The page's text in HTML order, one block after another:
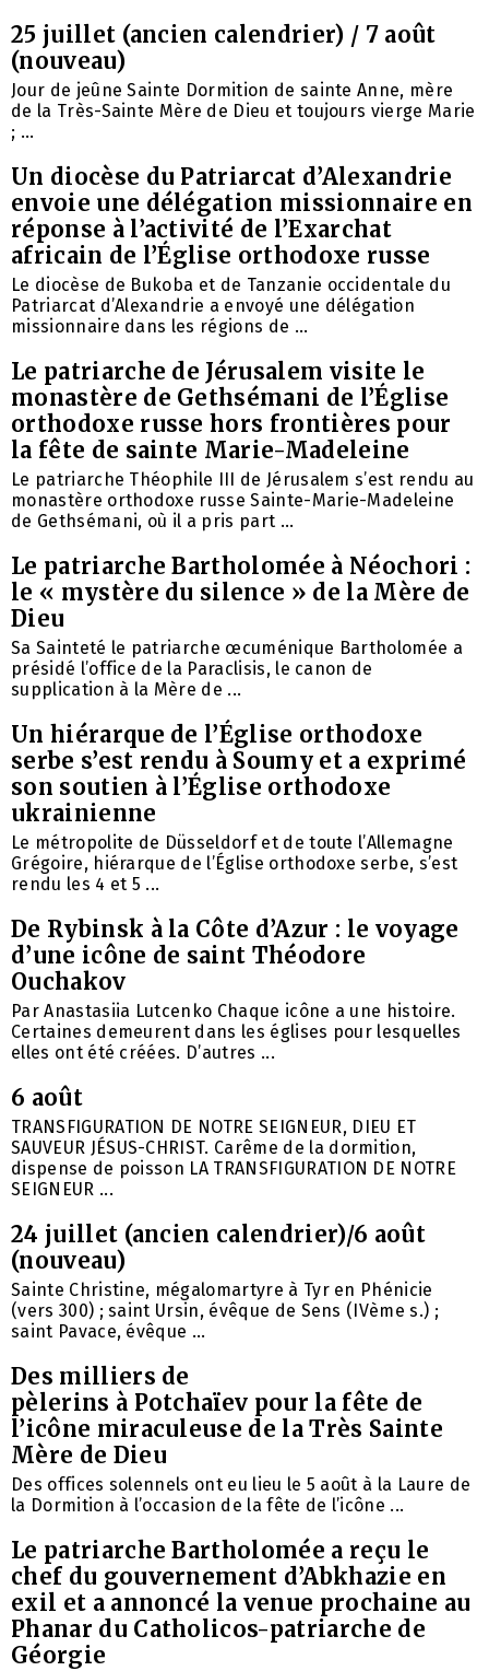
25 juillet (ancien calendrier) / 7 août
(nouveau)
Jour de jeûne Sainte Dormition de sainte Anne, mère
de la Très-Sainte Mère de Dieu et toujours vierge Marie
; ...
Un diocèse du Patriarcat d’Alexandrie
envoie une délégation missionnaire en
réponse à l’activité de l’Exarchat
africain de l’Église orthodoxe russe
Le diocèse de Bukoba et de Tanzanie occidentale du
Patriarcat d’Alexandrie a envoyé une délégation
missionnaire dans les régions de ...
Le patriarche de Jérusalem visite le
monastère de Gethsémani de l’Église
orthodoxe russe hors frontières pour
la fête de sainte Marie-Madeleine
Le patriarche Théophile III de Jérusalem s’est rendu au
monastère orthodoxe russe Sainte-Marie-Madeleine
de Gethsémani, où il a pris part ...
Le patriarche Bartholomée à Néochori :
le « mystère du silence » de la Mère de
Dieu
Sa Sainteté le patriarche œcuménique Bartholomée a
présidé l’office de la Paraclisis, le canon de
supplication à la Mère de ...
Un hiérarque de l’Église orthodoxe
serbe s’est rendu à Soumy et a exprimé
son soutien à l’Église orthodoxe
ukrainienne
Le métropolite de Düsseldorf et de toute l’Allemagne
Grégoire, hiérarque de l’Église orthodoxe serbe, s’est
rendu les 4 et 5 ...
De Rybinsk à la Côte d’Azur : le voyage
d’une icône de saint Théodore
Ouchakov
Par Anastasiia Lutcenko Chaque icône a une histoire.
Certaines demeurent dans les églises pour lesquelles
elles ont été créées. D’autres ...
6 août
TRANSFIGURATION DE NOTRE SEIGNEUR, DIEU ET
SAUVEUR JÉSUS-CHRIST. Carême de la dormition,
dispense de poisson LA TRANSFIGURATION DE NOTRE
SEIGNEUR ...
24 juillet (ancien calendrier)/6 août
(nouveau)
Sainte Christine, mégalomartyre à Tyr en Phénicie
(vers 300) ; saint Ursin, évêque de Sens (IVème s.) ;
saint Pavace, évêque ...
Des milliers de
pèlerins à Potchaïev pour la fête de
l’icône miraculeuse de la Très Sainte
Mère de Dieu
Des offices solennels ont eu lieu le 5 août à la Laure de
la Dormition à l’occasion de la fête de l’icône ...
Le patriarche Bartholomée a reçu le
chef du gouvernement d’Abkhazie en
exil et a annoncé la venue prochaine au
Phanar du Catholicos-patriarche de
Géorgie